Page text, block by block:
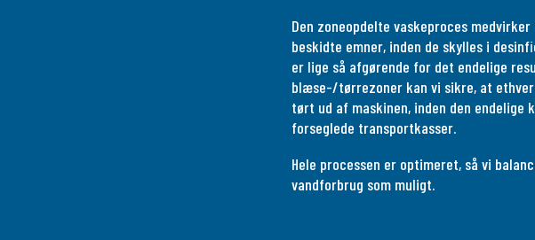
Den zoneopdelte vaskeproces
beskidte emner, inden de skylles i
er lige så afgørende for det endelige
blæse-/tørrezoner kan vi sikre, at
tørt ud af maskinen, inden den
forseglede transportkasser.
Hele processen er optimeret, så vi
vandforbrug som muligt.